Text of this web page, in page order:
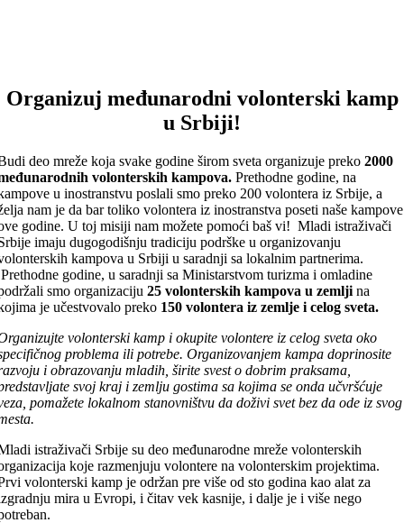
Organizuj međunarodni volonterski kamp
u Srbiji!
deo mreže koja svake godine širom sveta organizuje preko2000
volonterskih kampova. Prethodne godine, na
u inostranstvu poslali smo preko 200 volontera iz Srbije, a
nam je da bar toliko volontera iz inostranstva poseti naše kampove
godine. U toj misiji nam možete pomoći baš vi! Mladi istraživači
imaju dugogodišnju tradiciju podrške u organizovanju
kampova u Srbiji u saradnji sa lokalnim partnerima.
godine, u saradnji sa Ministarstvom turizma i omladine
smo organizaciju25 volonterskih kampova u zemlji na
je učestvovalo preko 150 volontera iz zemlje i celog sveta.
volonterski kamp i okupite volontere iz celog sveta oko
problema ili potrebe. Organizovanjem kampa doprinosite
i obrazovanju mladih, širite svest o dobrim praksama,
svoj kraj i zemlju gostima sa kojima se onda učvršćuje
pomažete lokalnom stanovništvu da doživi svet bez da ode iz svog
istraživači Srbije su deo međunarodne mreže volonterskih
koje razmenjuju volontere na volonterskim projektima.
volonterski kamp je održan pre više od sto godina kao alat za
mira u Evropi, i čitav vek kasnije, i dalje je i više nego